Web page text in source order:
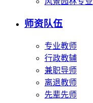
师资队伍
专业教师
行政教辅
兼职导师
离退教师
先辈先师